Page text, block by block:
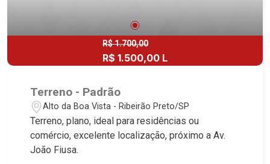
R$ 1.700,00
R$ 1.500,00 L
Terreno - Padrão
Alto da Boa Vista - Ribeirão Preto/SP
Terreno, plano, ideal para residências ou
comércio, excelente localização, próximo a Av.
João Fiusa.